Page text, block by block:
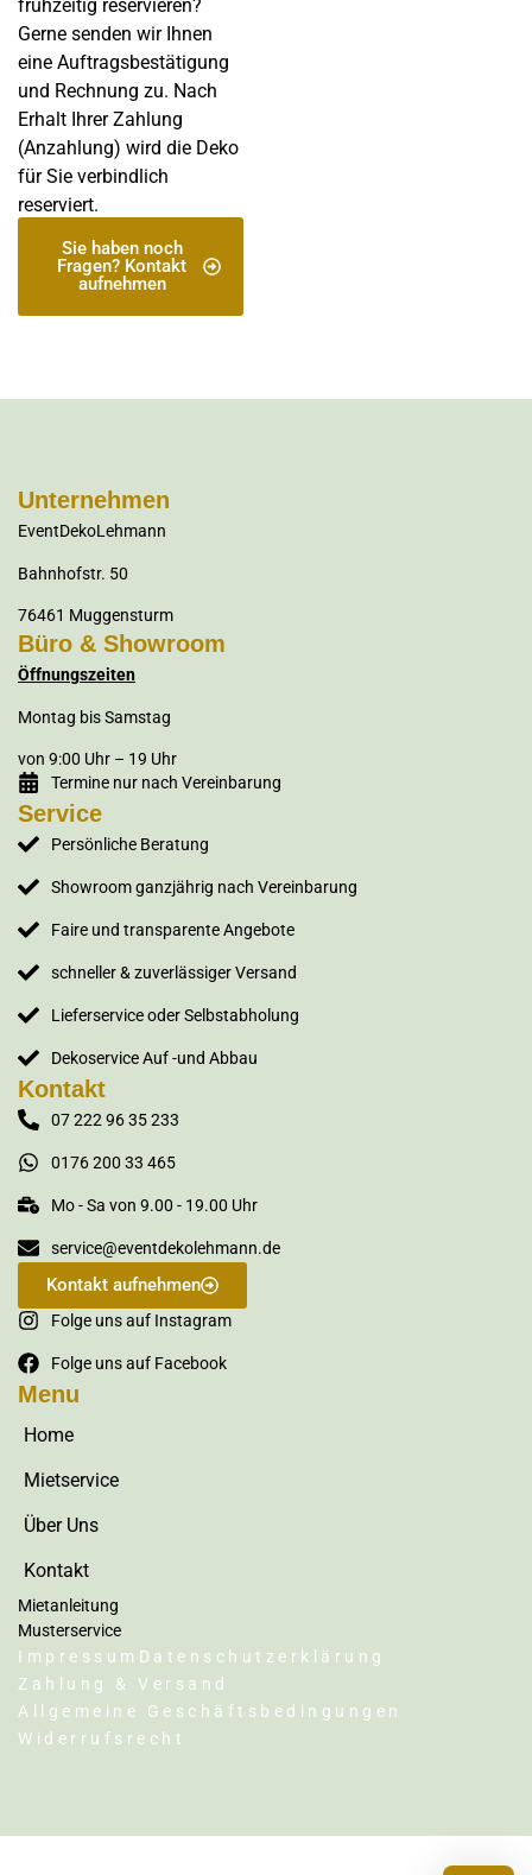
frühzeitig reservieren?
Gerne senden wir Ihnen
eine Auftragsbestätigung
und Rechnung zu. Nach
Erhalt Ihrer Zahlung
(Anzahlung) wird die Deko
für Sie verbindlich
reserviert.
Sie haben noch
Fragen? Kontakt
aufnehmen
Unternehmen
EventDekoLehmann
Bahnhofstr. 50
76461 Muggensturm
Büro & Showroom
Öffnungszeiten
Montag bis Samstag
von 9:00 Uhr – 19 Uhr
Termine nur nach Vereinbarung
Service
Persönliche Beratung
Showroom ganzjährig nach Vereinbarung
Faire und transparente Angebote
schneller & zuverlässiger Versand
Lieferservice oder Selbstabholung
Dekoservice Auf -und Abbau
Kontakt
07 222 96 35 233
0176 200 33 465
Mo - Sa von 9.00 - 19.00 Uhr
service@eventdekolehmann.de
Kontakt aufnehmen
Folge uns auf Instagram
Folge uns auf Facebook
Menu
Home
Mietservice
Über Uns
Kontakt
Mietanleitung
Musterservice
Impressum Datenschutzerklärung
Zahlung & Versand
Allgemeine Geschäftsbedingungen
Widerrufsrecht